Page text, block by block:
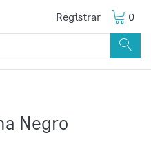
Registrar 0
Negro